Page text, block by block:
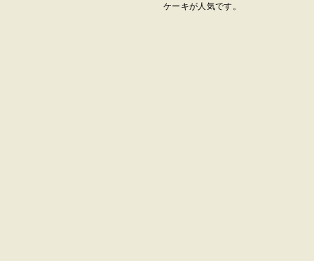
ケーキが人気です。